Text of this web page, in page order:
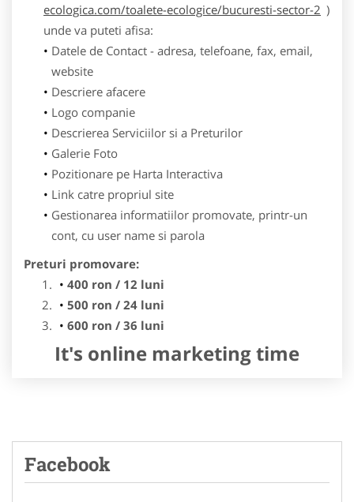
ecologica.com/toalete-ecologice/bucuresti-sector-2 )
unde va puteti afisa:
Datele de Contact - adresa, telefoane, fax, email,
website
Descriere afacere
Logo companie
Descrierea Serviciilor si a Preturilor
Galerie Foto
Pozitionare pe Harta Interactiva
Link catre propriul site
Gestionarea informatiilor promovate, printr-un
cont, cu user name si parola
Preturi promovare:
400 ron / 12 luni
500 ron / 24 luni
600 ron / 36 luni
It's online marketing time
Facebook